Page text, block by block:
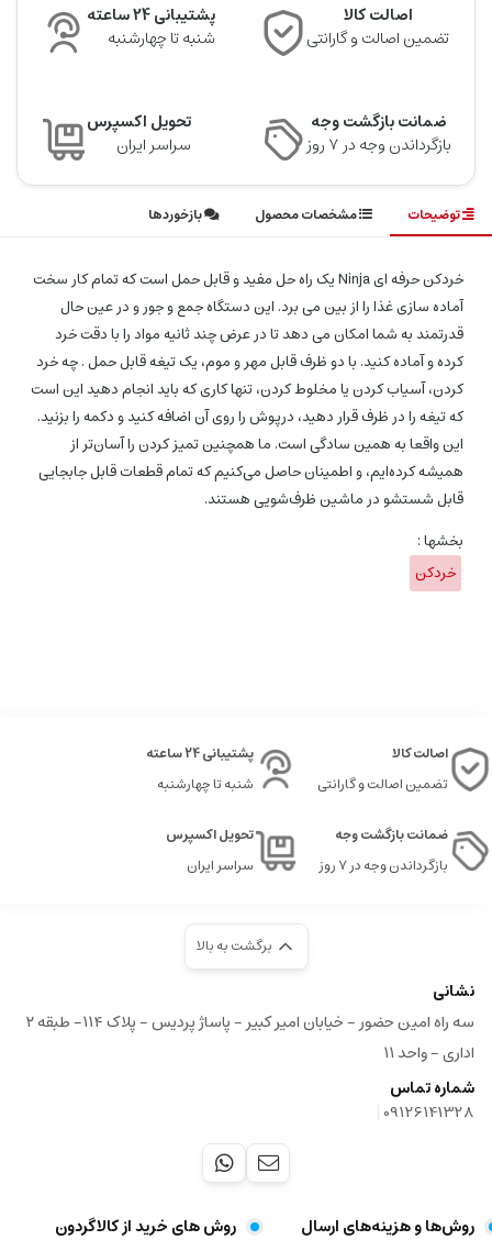
اصالت کالا
تضمین اصالت و گارانتی
پشتیبانی 24 ساعته
شنبه تا چهارشنبه
ضمانت بازگشت وجه
بازگرداندن وجه در ۷ روز
تحویل اکسپرس
سراسر ایران
توضیحات مشخصات محصول بازخوردها
خردکن حرفه ای Ninja یک راه حل مفید و قابل حمل است که تمام کار سخت
آماده سازی غذا را از بین می برد. این دستگاه جمع و جور و در عین حال
قدرتمند به شما امکان می دهد تا در عرض چند ثانیه مواد را با دقت خرد
کرده و آماده کنید. با دو ظرف قابل مهر و موم، یک تیغه قابل حمل . چه خرد
کردن، آسیاب کردن یا مخلوط کردن، تنها کاری که باید انجام دهید این است
که تیغه را در ظرف قرار دهید، درپوش را روی آن اضافه کنید و دکمه را بزنید.
این واقعا به همین سادگی است. ما همچنین تمیز کردن را آسان‌تر از
همیشه کرده‌ایم، و اطمینان حاصل می‌کنیم که تمام قطعات قابل جابجایی
قابل شستشو در ماشین ظرف‌شویی هستند.
بخشها :
خردکن
اصالت کالا
تضمین اصالت و گارانتی
پشتیبانی 24 ساعته
شنبه تا چهارشنبه
ضمانت بازگشت وجه
بازگرداندن وجه در ۷ روز
تحویل اکسپرس
سراسر ایران
برگشت به بالا
نشانی
سه راه امین حضور - خیابان امیر کبیر - پاساژ پردیس - پلاک ۱۱۴- طبقه ۲
اداری - واحد ۱۱
شماره تماس
09126141328
|
روش‌ها و هزینه‌های ارسال روش های خرید از کالاگردون